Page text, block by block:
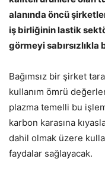
alanında öncü
iş birliğinin lastik
görmeyi sabırsızlıkla
Bağımsız bir şirket
kullanım ömrü
plazma temelli bu
karbon karasına
dahil olmak üzere
faydalar sağlayacak.